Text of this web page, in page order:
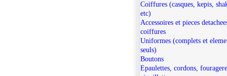
Coiffures (casques, kepis,
etc)
Accessoires et pieces
coiffures
Uniformes (complets et
seuls)
Boutons
Epaulettes, cordons,